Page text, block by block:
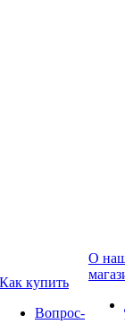
Как купить
Вопрос-
О